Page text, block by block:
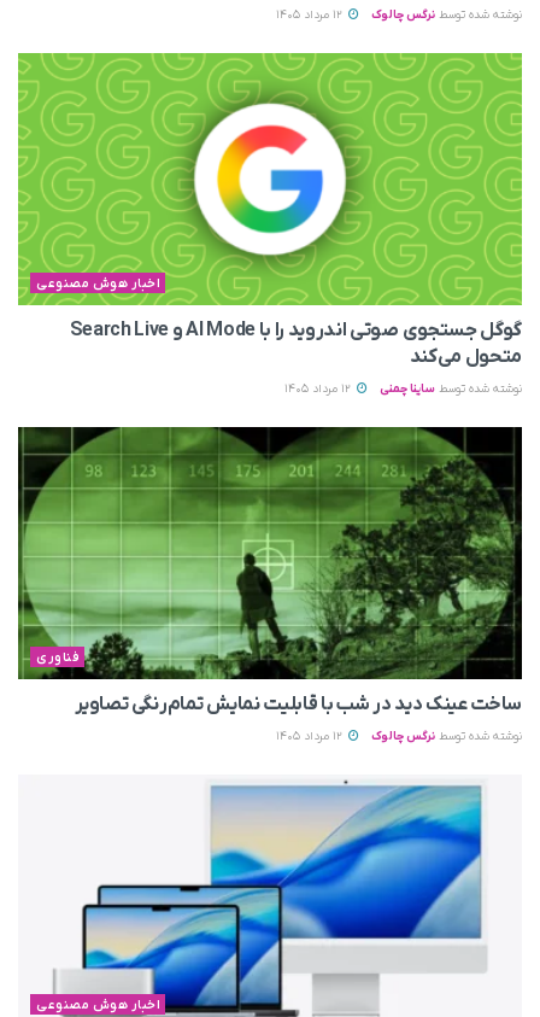
نوشته شده توسط نرگس چالوک
اخبار هوش مصنوعی
گوگل جستجوی صوتی اندروید را با AI Mode و Search Live
متحول می‌کند
نوشته شده توسط ساینا چمنی
فناوری
ساخت عینک دید در شب با قابلیت نمایش تمام‌رنگی تصاویر
نوشته شده توسط نرگس چالوک
اخبار هوش مصنوعی